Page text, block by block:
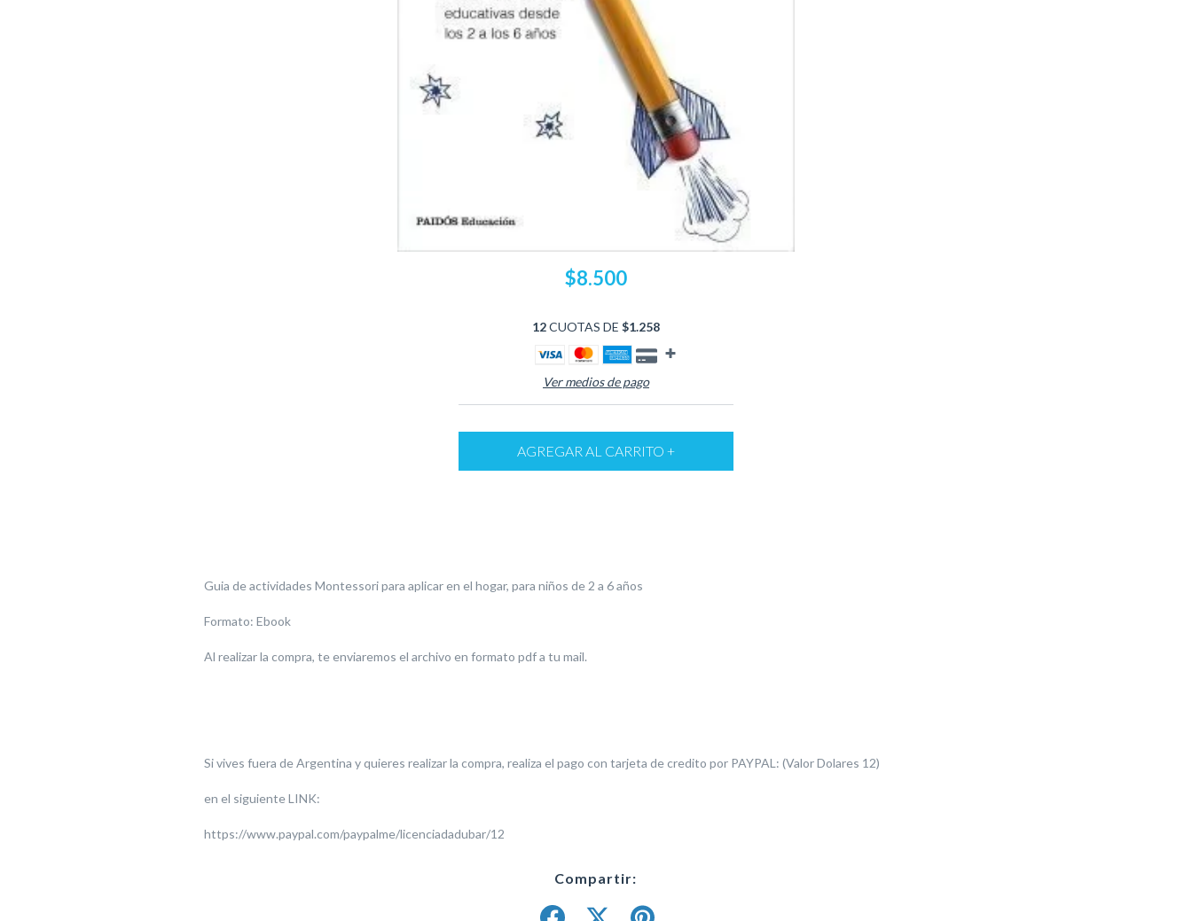
$8.500
12CUOTAS DE $1.258
Ver medios de pago
Guia de actividades Montessori para aplicar en el hogar, para niños de 2 a 6 años
Formato: Ebook
Al realizar la compra, te enviaremos el archivo en formato pdf a tu mail.
Si vives fuera de Argentina y quieres realizar la compra, realiza el pago con tarjeta de credito por PAYPAL: (Valor Dolares 12)
en el siguiente LINK:
https://www.paypal.com/paypalme/licenciadadubar/12
Compartir: